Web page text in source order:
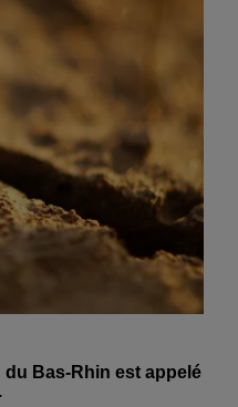
Bas-Rhin est appelé